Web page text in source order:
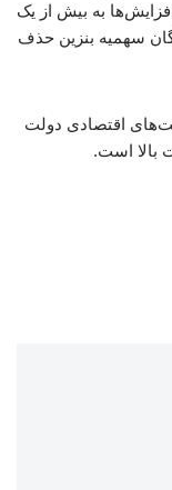
به بیش از یک
سهمیه بنزین حذف
اقتصادی دولت
بالا است.